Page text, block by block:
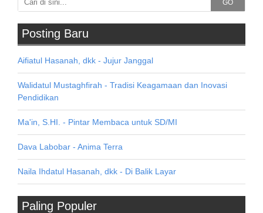
GO
Posting Baru
Aifiatul Hasanah, dkk - Jujur Janggal
Walidatul Mustaghfirah - Tradisi Keagamaan dan Inovasi
Pendidikan
Ma'in, S.HI. - Pintar Membaca untuk SD/MI
Dava Labobar - Anima Terra
Naila Ihdatul Hasanah, dkk - Di Balik Layar
Paling Populer